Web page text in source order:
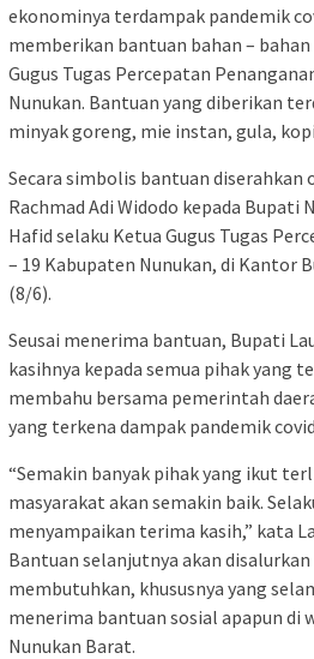
ekonominya terdampak pandemik
memberikan bantuan bahan –
Gugus Tugas Percepatan
Nunukan. Bantuan yang diberikan
minyak goreng, mie instan, gula,
Secara simbolis bantuan diserahkan
Rachmad Adi Widodo kepada Bupati
Hafid selaku Ketua Gugus Tugas
– 19 Kabupaten Nunukan, di Kantor
(8/6).
Seusai menerima bantuan, Bupati
kasihnya kepada semua pihak yang
membahu bersama pemerintah
yang terkena dampak pandemik
“Semakin banyak pihak yang ikut
masyarakat akan semakin baik.
menyampaikan terima kasih,” kata
Bantuan selanjutnya akan
membutuhkan, khususnya yang
menerima bantuan sosial apapun di
Nunukan Barat.